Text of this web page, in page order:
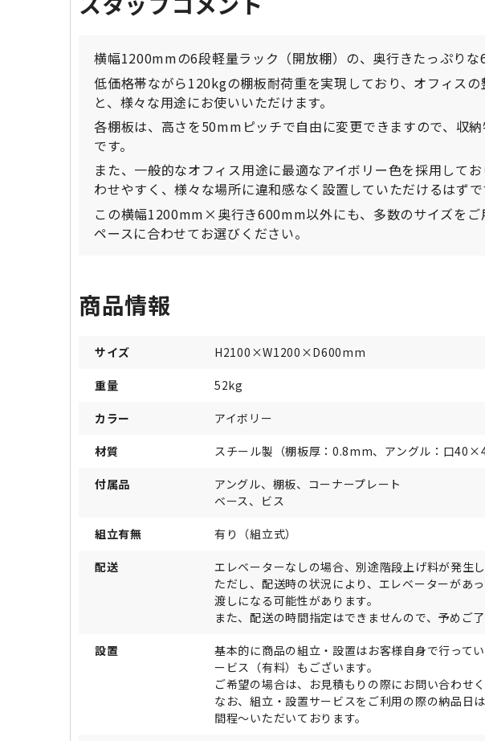
横幅1200mmの6段軽量ラック（開放棚）の、奥行きたっぷりな
低価格帯ながら120kgの棚板耐荷重を実現しており、オフィス
と、様々な用途にお使いいただけます。
各棚板は、高さを50mmピッチで自由に変更できますので、収
です。
また、一般的なオフィス用途に最適なアイボリー色を採用して
わせやすく、様々な場所に違和感なく設置していただけるはずで
この横幅1200mm×奥行き600mm以外にも、多数のサイズをご
ペースに合わせてお選びください。
商品情報
サイズ H2100×W1200×D600mm
重量 52kg
カラー アイボリー
材質 スチール製（棚板厚：0.8mm、アングル：口
付属品
アングル、棚板、コーナープレート
ベース、ビス
組立有無 有り（組立式）
配送
エレベーターなしの場合、別途階段上げ料が発生し
ただし、配送時の状況により、エレベーターがあ
渡しになる可能性があります。
また、配送の時間指定はできませんので、予めご了
設置
基本的に商品の組立・設置はお客様自身で行って
ービス（有料）もございます。
ご希望の場合は、お見積もりの際にお問い合わせく
なお、組立・設置サービスをご利用の際の納品日
間程～いただいております。